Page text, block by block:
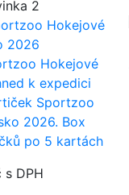
Hokejové
k expedici
Sportzoo
2026. Box
po 5 kartách
s DPH